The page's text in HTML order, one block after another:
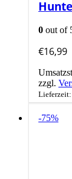
0 out of
€16,99
zzgl.
Lieferzeit:
-75%